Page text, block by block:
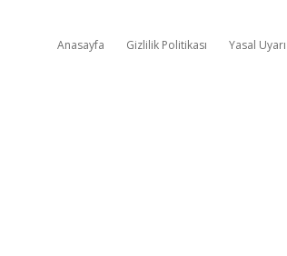
Anasayfa Gizlilik Politikası Yasal Uyarı